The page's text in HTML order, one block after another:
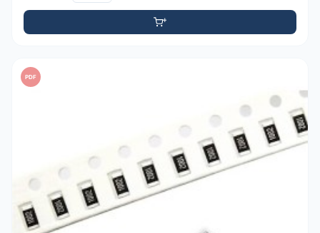
PDF